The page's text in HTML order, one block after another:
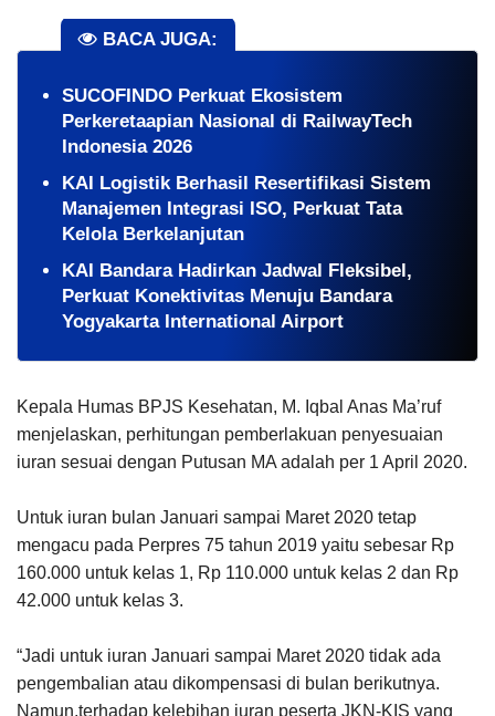
BACA JUGA:
SUCOFINDO Perkuat Ekosistem
Perkeretaapian Nasional di RailwayTech
Indonesia 2026
KAI Logistik Berhasil Resertifikasi Sistem
Manajemen Integrasi ISO, Perkuat Tata
Kelola Berkelanjutan
KAI Bandara Hadirkan Jadwal Fleksibel,
Perkuat Konektivitas Menuju Bandara
Yogyakarta International Airport
Kepala Humas BPJS Kesehatan, M. Iqbal Anas Ma’ruf
menjelaskan, perhitungan pemberlakuan penyesuaian
iuran sesuai dengan Putusan MA adalah per 1 April 2020.
Untuk iuran bulan Januari sampai Maret 2020 tetap
mengacu pada Perpres 75 tahun 2019 yaitu sebesar Rp
160.000 untuk kelas 1, Rp 110.000 untuk kelas 2 dan Rp
42.000 untuk kelas 3.
“Jadi untuk iuran Januari sampai Maret 2020 tidak ada
pengembalian atau dikompensasi di bulan berikutnya.
Namun,terhadap kelebihan iuran peserta JKN-KIS yang